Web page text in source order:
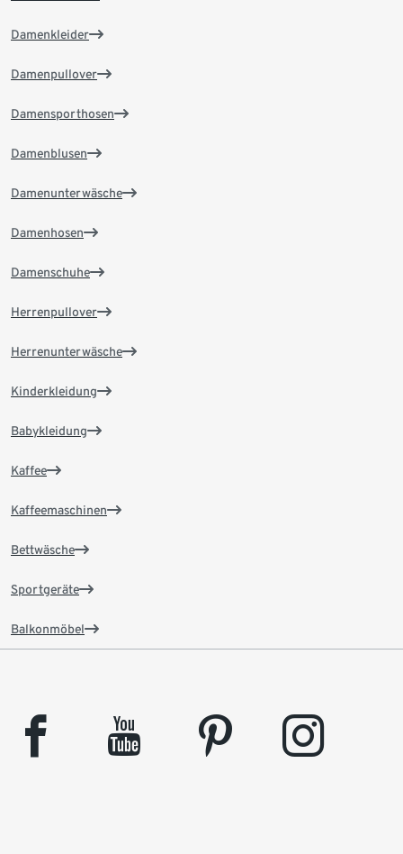
Damenkleider
Damenpullover
Damensporthosen
Damenblusen
Damenunterwäsche
Damenhosen
Damenschuhe
Herrenpullover
Herrenunterwäsche
Kinderkleidung
Babykleidung
Kaffee
Kaffeemaschinen
Bettwäsche
Sportgeräte
Balkonmöbel
facebook youtube pinterest instagram